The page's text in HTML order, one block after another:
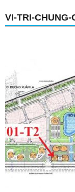
VI-TRI-CHUNG-